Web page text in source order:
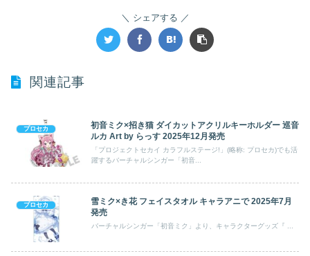
シェアする
関連記事
プロセカ
初音ミク×招き猫 ダイカットアクリルキーホルダー 巡音
ルカ Art by らっす 2025年12月発売
「プロジェクトセカイ カラフルステージ!」(略称: プロセカ)でも活
躍するバーチャルシンガー「初音...
プロセカ
雪ミク×き花 フェイスタオル キャラアニで 2025年7月
発売